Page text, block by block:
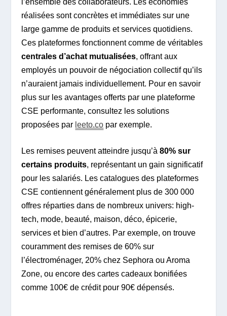
réalisées sont concrètes et immédiates sur une
large gamme de produits et services quotidiens.
Ces plateformes fonctionnent comme de véritables
centrales d’achat mutualisées, offrant aux
employés un pouvoir de négociation collectif qu’ils
n’auraient jamais individuellement. Pour en savoir
plus sur les avantages offerts par une plateforme
CSE performante, consultez les solutions
proposées par leeto.co par exemple.
Les remises peuvent atteindre jusqu’à80% sur
certains produits, représentant un gain significatif
pour les salariés. Les catalogues des plateformes
CSE contiennent généralement plus de 300 000
offres réparties dans de nombreux univers: high-
tech, mode, beauté, maison, déco, épicerie,
services et bien d’autres. Par exemple, on trouve
couramment des remises de 60% sur
l’électroménager, 20% chez Sephora ou Aroma
Zone, ou encore des cartes cadeaux bonifiées
comme 100€ de crédit pour 90€ dépensés.